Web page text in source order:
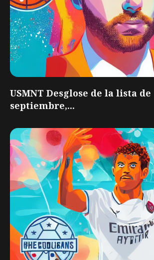
USMNT Desglose de la lista de
septiembre,...